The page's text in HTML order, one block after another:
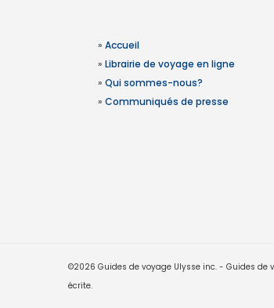
» Accueil
» Librairie de voyage en ligne
» Qui sommes-nous?
» Communiqués de presse
©2026 Guides de voyage Ulysse inc. - Guides
écrite.